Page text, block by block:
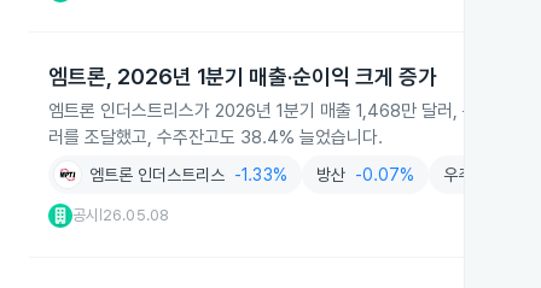
엠트론, 2026년 1분기 매출·순이익 크게 증가
엠트론 인더스트리스가 2026년 1분기 매출 1,468만 달러, 순이익
러를 조달했고, 수주잔고도 38.4% 늘었습니다.
엠트론 인더스트리스 -1.33% 방산 -0.07% 우주항공
공시 26.05.08